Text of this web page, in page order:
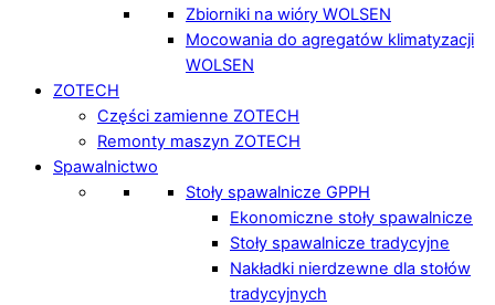
Zbiorniki na wióry WOLSEN
Mocowania do agregatów klimatyzacji
WOLSEN
ZOTECH
Części zamienne ZOTECH
Remonty maszyn ZOTECH
Spawalnictwo
Stoły spawalnicze GPPH
Ekonomiczne stoły spawalnicze
Stoły spawalnicze tradycyjne
Nakładki nierdzewne dla stołów
tradycyjnych